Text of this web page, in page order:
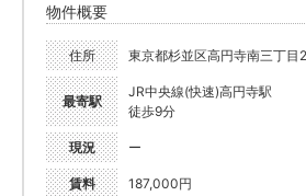
物件概要
住所 東京都杉並区高円寺南三丁目
最寄駅
JR中央線(快速)高円寺駅
徒歩9分
現況 ー
賃料 187,000円